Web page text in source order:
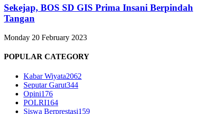
Sekejap, BOS SD GIS Prima Insani Berpindah
Tangan
Monday 20 February 2023
POPULAR CATEGORY
Kabar Wiyata2062
Seputar Garut344
Opini176
POLRI164
Siswa Berprestasi159